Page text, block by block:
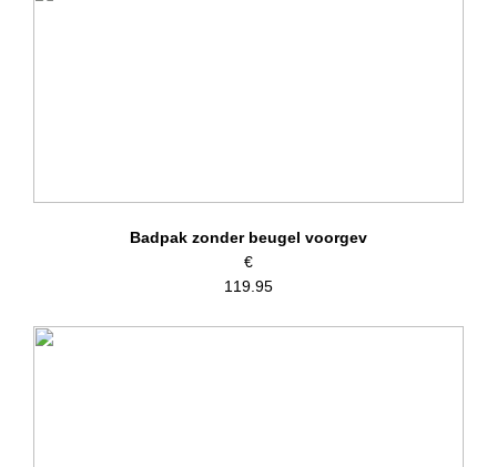
Badpak zonder beugel voorgev
€
119.95